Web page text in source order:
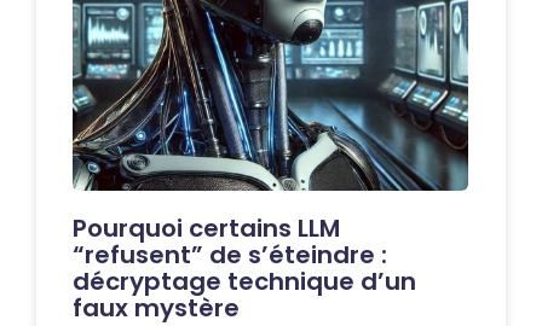
Pourquoi certains LLM
“refusent” de s’éteindre :
décryptage technique d’un
faux mystère